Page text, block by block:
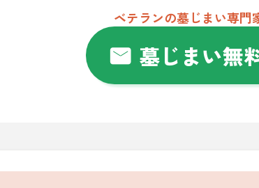
ベテランの墓じまい専門
mail 墓じまい無